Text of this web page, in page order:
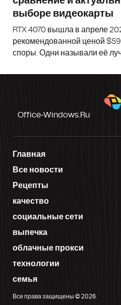
выборе видеокарты
RTX 4070 вышла в апреле
рекомендованной ценой
споры. Одни называли её
Office-Windows.ru
Главная
Все новости
Рецепты
качество
социальные сети
выпечка
облачные прокси
технологии
семья
Все права защищены © 2026.